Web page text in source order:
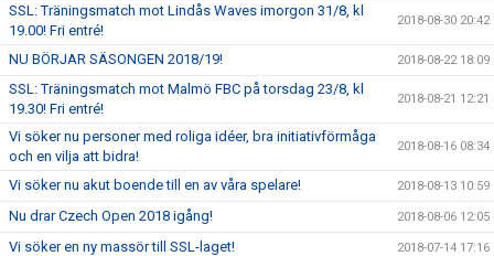
SSL: Träningsmatch mot Lindås Waves imorgon 31/8, kl
19.00! Fri entré!
2018-08-30 20:42
NU BÖRJAR SÄSONGEN 2018/19! 2018-08-22 18:09
SSL: Träningsmatch mot Malmö FBC på torsdag 23/8, kl
19.30! Fri entré!
2018-08-21 12:21
Vi söker nu personer med roliga idéer, bra initiativförmåga
och en vilja att bidra!
2018-08-16 08:34
Vi söker nu akut boende till en av våra spelare! 2018-08-13 10:59
Nu drar Czech Open 2018 igång! 2018-08-06 12:05
Vi söker en ny massör till SSL-laget! 2018-07-14 17:16